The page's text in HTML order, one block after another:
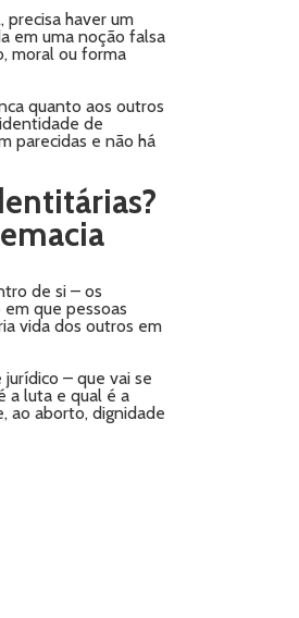
precisa haver um
em uma noção falsa
moral ou forma
quanto aos outros
de
parecidas e não há
de si – os
que pessoas
vida dos outros em
– que vai se
a luta e qual é a
ao aborto, dignidade